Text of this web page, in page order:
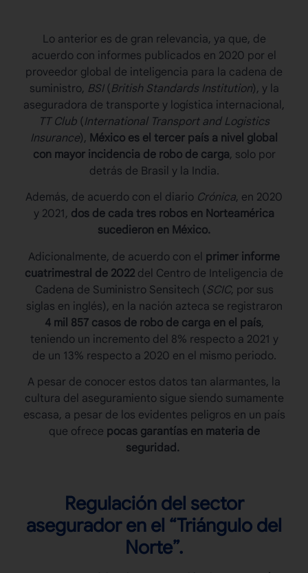
Lo anterior es de gran relevancia, ya que, de
acuerdo con informes publicados en 2020 por el
proveedor global de inteligencia para la cadena de
suministro, BSI (British Standards Institution), y la
aseguradora de transporte y logística internacional,
TT Club (International Transport and Logistics
Insurance), México es el tercer país a nivel global
con mayor incidencia de robo de carga, solo por
detrás de Brasil y la India.
Además, de acuerdo con el diario Crónica, en 2020
y 2021, dos de cada tres robos en Norteamérica
sucedieron en México.
Adicionalmente, de acuerdo con el primer informe
cuatrimestral de 2022 del Centro de Inteligencia de
Cadena de Suministro Sensitech (SCIC, por sus
siglas en inglés), en la nación azteca se registraron
4 mil 857 casos de robo de carga en el país,
teniendo un incremento del 8% respecto a 2021 y
de un 13% respecto a 2020 en el mismo periodo.
A pesar de conocer estos datos tan alarmantes, la
cultura del aseguramiento sigue siendo sumamente
escasa, a pesar de los evidentes peligros en un país
que ofrece pocas garantías en materia de
seguridad.
Regulación del sector
asegurador en el “Triángulo del
Norte”.